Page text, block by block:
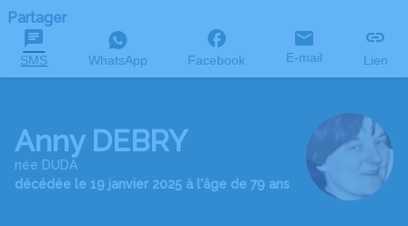
Partager
SMS WhatsApp Facebook E-mail Lien
Anny DEBRY
née DUDA
décédée le 19 janvier 2025 à l'âge de 79 ans